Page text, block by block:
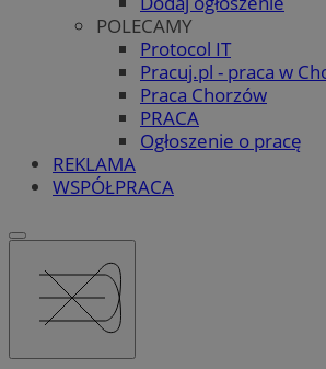
POLECAMY
Protocol IT
Pracuj.pl - praca w
Praca Chorzów
PRACA
Ogłoszenie o pracę
REKLAMA
WSPÓŁPRACA